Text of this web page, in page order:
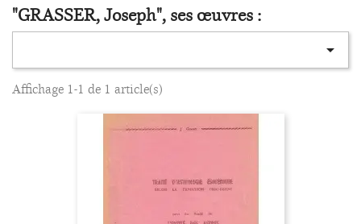
"GRASSER, Joseph", ses œuvres :

Affichage 1-1 de 1 article(s)